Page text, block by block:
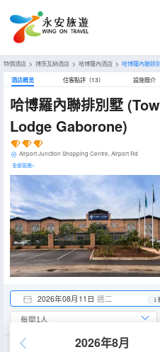
特價酒店 > 博茨瓦納酒店 > 哈博羅內酒店 > 哈博羅內聯排
酒店概览 住客點評（13） 設施簡介
哈博羅內聯排別墅
Lodge Gaborone)
Airport Junction Shopping Centre, Airport Rd
全部設施>
2026年08月11日 週二 1
2026年8月